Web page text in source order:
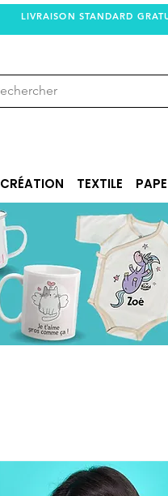
LIVRAISON STANDARD
CRÉATION TEXTILE